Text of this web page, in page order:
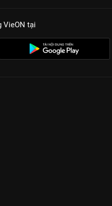
VieON tại